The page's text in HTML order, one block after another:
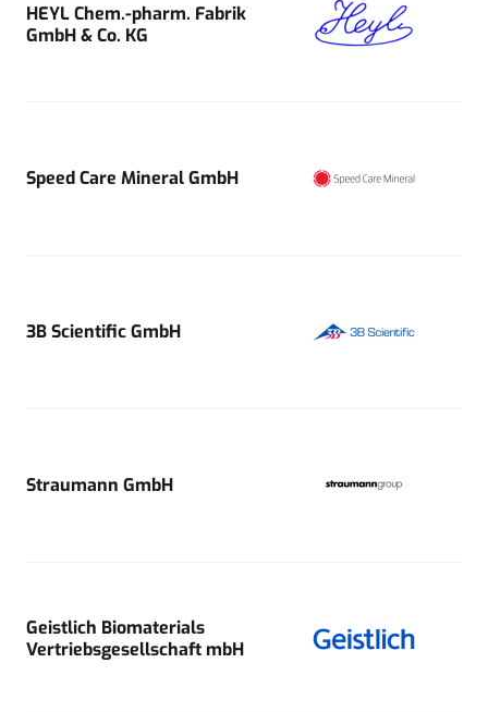
HEYL Chem.-pharm. Fabrik
GmbH & Co. KG
Speed Care Mineral GmbH
3B Scientific GmbH
Straumann GmbH
Geistlich Biomaterials
Vertriebsgesellschaft mbH